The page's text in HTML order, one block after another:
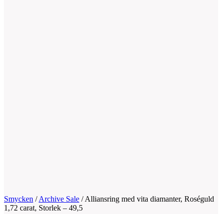
Smycken /Archive Sale /Alliansring med vita diamanter, Roséguld
1,72 carat, Storlek – 49,5